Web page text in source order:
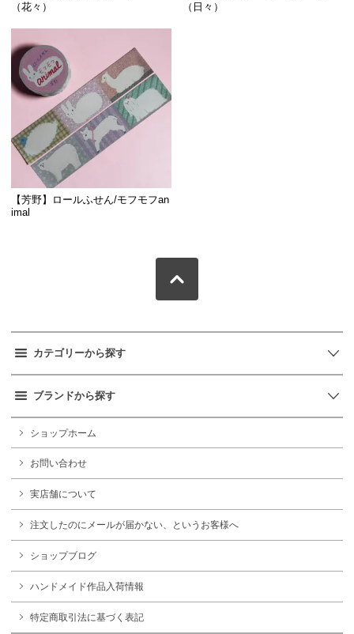
（花々）
（日々）
【芳野】ロールふせん/モフモフan
imal
カテゴリーから探す
ブランドから探す
ショップホーム
お問い合わせ
実店舗について
注文したのにメールが届かない、というお客様へ
ショップブログ
ハンドメイド作品入荷情報
特定商取引法に基づく表記